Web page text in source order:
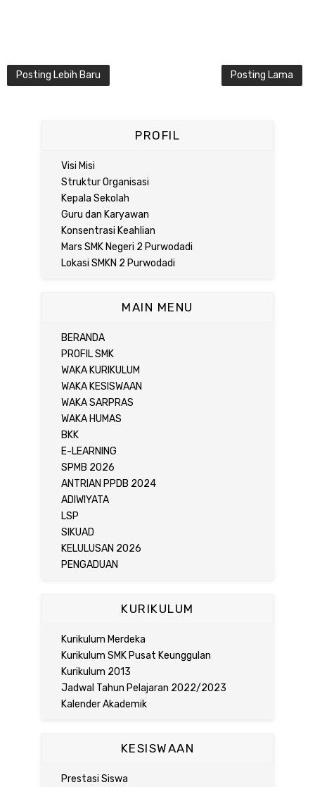
Posting Lebih Baru Posting Lama
PROFIL
Visi Misi
Struktur Organisasi
Kepala Sekolah
Guru dan Karyawan
Konsentrasi Keahlian
Mars SMK Negeri 2 Purwodadi
Lokasi SMKN 2 Purwodadi
MAIN MENU
BERANDA
PROFIL SMK
WAKA KURIKULUM
WAKA KESISWAAN
WAKA SARPRAS
WAKA HUMAS
BKK
E-LEARNING
SPMB 2026
ANTRIAN PPDB 2024
ADIWIYATA
LSP
SIKUAD
KELULUSAN 2026
PENGADUAN
KURIKULUM
Kurikulum Merdeka
Kurikulum SMK Pusat Keunggulan
Kurikulum 2013
Jadwal Tahun Pelajaran 2022/2023
Kalender Akademik
KESISWAAN
Prestasi Siswa